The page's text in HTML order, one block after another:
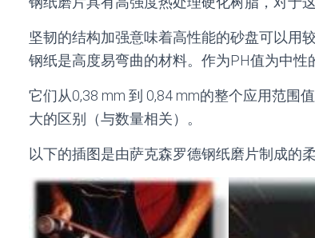
坚韧的结构加强意味着高性能的砂盘可以用
钢纸是高度易弯曲的材料。作为PH值为中性
它们从0,38 mm 到 0,84 mm的整个应用范围
大的区别（与数量相关）。
以下的插图是由萨克森罗德钢纸磨片制成的